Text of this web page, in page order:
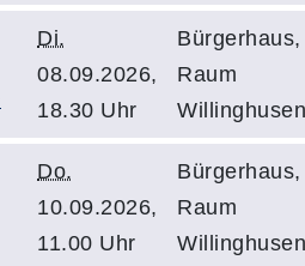
Di.
08.09.2026,
18.30 Uhr
Bürgerhaus,
Raum
Willinghusen
Do.
10.09.2026,
11.00 Uhr
Bürgerhaus,
Raum
Willinghusen